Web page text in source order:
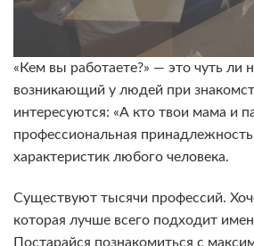
«Кем вы работаете?» — это чуть ли
возникающий у людей при
интересуются: «А кто твои мама и
профессиональная
характеристик любого человека.
Существуют тысячи профессий.
которая лучше всего подходит
Постарайся познакомиться с